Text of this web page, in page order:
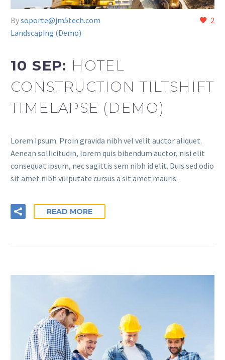
2
Bysoporte@jm5tech.com
Landscaping (Demo)
10 SEP: HOTEL
CONSTRUCTION TILTSHIFT
TIMELAPSE (DEMO)
Lorem Ipsum. Proin gravida nibh vel velit auctor aliquet.
Aenean sollicitudin, lorem quis bibendum auctor, nisi elit
consequat ipsum, nec sagittis sem nibh id elit. Duis sed odio
sit amet nibh vulputate cursus a sit amet mauris.
READ MORE